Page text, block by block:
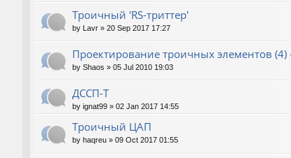
Троичный 'RS-триттер'
by Lavr » 20 Sep 2017 17:27
Проектирование троичных элементов
by Shaos » 05 Jul 2010 19:03
ДССП-Т
by ignat99 » 02 Jan 2017 14:55
Троичный ЦАП
by haqreu » 09 Oct 2017 01:55